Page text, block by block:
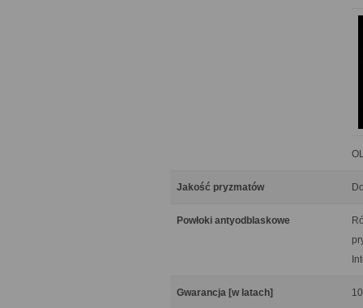
Jakość pryzmatów
Powłoki antyodblaskowe
Gwarancja [w latach] 10